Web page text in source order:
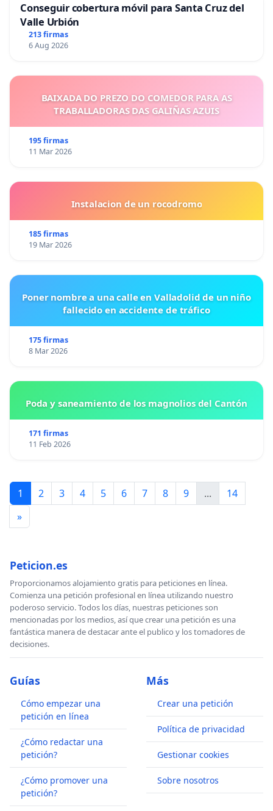
Conseguir cobertura móvil para Santa Cruz del
Valle Urbión
213 firmas
6 Aug 2026
BAIXADA DO PREZO DO COMEDOR PARA AS
TRABALLADORAS DAS GALIÑAS AZUIS
195 firmas
11 Mar 2026
Instalacion de un rocodromo
185 firmas
19 Mar 2026
Poner nombre a una calle en Valladolid de un niño
fallecido en accidente de tráfico
175 firmas
8 Mar 2026
Poda y saneamiento de los magnolios del Cantón
171 firmas
11 Feb 2026
1 2 3 4 5 6 7 8 9 ...
14
»
Peticion.es
Proporcionamos alojamiento gratis para peticiones en línea.
Comienza una petición profesional en línea utilizando nuestro
poderoso servicio. Todos los días, nuestras peticiones son
mencionadas por los medios, así que crear una petición es una
fantástica manera de destacar ante el publico y los tomadores de
decisiones.
Guías
Cómo empezar una
petición en línea
¿Cómo redactar una
petición?
¿Cómo promover una
petición?
Más
Crear una petición
Política de privacidad
Gestionar cookies
Sobre nosotros